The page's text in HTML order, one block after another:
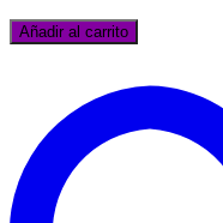
DE
SAHAGÚN
QUINIENTOS
PRESENCIA
cantidad
Añadir al carrito